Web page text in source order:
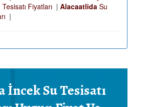
Tesisatı Fiyatları | Alacaatlida Su
|
İncek Su Tesisatı